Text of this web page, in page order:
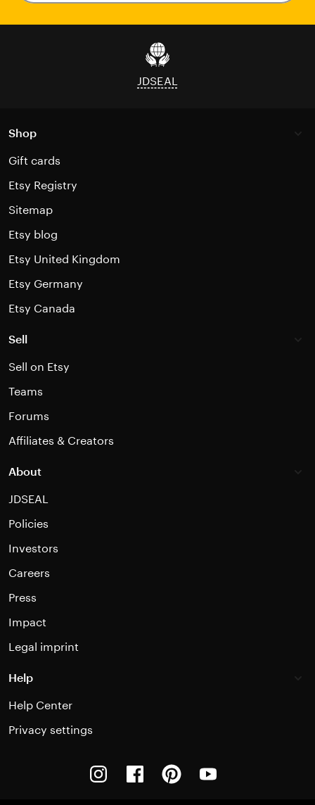
your
JDSEAL
Shop
Gift cards
Etsy Registry
Sitemap
Etsy blog
Etsy United Kingdom
Etsy Germany
Etsy Canada
Sell
Sell on Etsy
Teams
Forums
Affiliates & Creators
About
JDSEAL
Policies
Investors
Careers
Press
Impact
Legal imprint
Help
Help Center
Privacy settings
InstagramFacebookPinterest